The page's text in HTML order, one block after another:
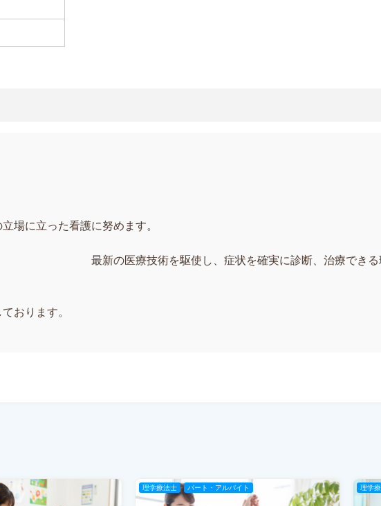
場に立った看護に努めます。
技術を駆使し、症状を確実に診断、治療できる
おります。
理学療法士 パート・アルバイト 理学